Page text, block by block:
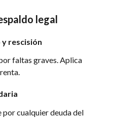
legal
y rescisión
faltas graves. Aplica
cualquier deuda del